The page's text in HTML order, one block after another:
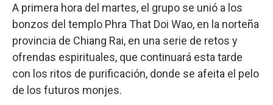
A primera hora del martes, el grupo se unió a los
bonzos del templo Phra That Doi Wao, en la norteña
provincia de Chiang Rai, en una serie de retos y
ofrendas espirituales, que continuará esta tarde
con los ritos de purificación, donde se afeita el pelo
de los futuros monjes.